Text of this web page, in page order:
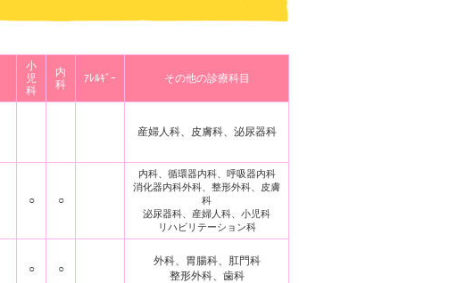
小
児
科
内
科
ｱﾚﾙｷﾞｰ その他の診療科目
産婦人科、皮膚科、泌尿器科
○ ○
内科、循環器内科、呼吸器内科
消化器内科外科、整形外科、皮膚
科
泌尿器科、産婦人科、小児科
リハビリテーション科
○ ○
外科、胃腸科、肛門科
整形外科、歯科